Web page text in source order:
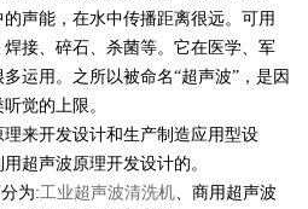
声能，在水中传播距离很远。可用
接、碎石、杀菌等。它在医学、军
运用。之所以被命名“超声波”，是因
觉的上限。
来开发设计和生产制造应用型设
超声波原理开发设计的。
为:工业超声波清洗机 、商用超声波